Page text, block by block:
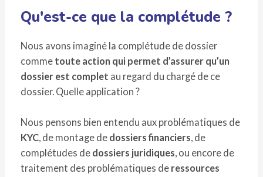
Qu'est-ce que la complétude ?
Nous avons imaginé la complétude de dossier
comme toute action qui permet d’assurer qu’un
dossier est complet au regard du chargé de ce
dossier. Quelle application ?
Nous pensons bien entendu aux problématiques de
KYC, de montage de dossiers financiers, de
complétudes de dossiers juridiques, ou encore de
traitement des problématiques de ressources